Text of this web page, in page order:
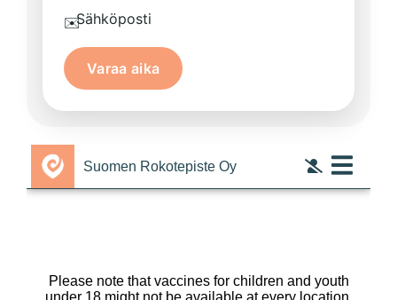
✉️Sähköposti
Varaa aika